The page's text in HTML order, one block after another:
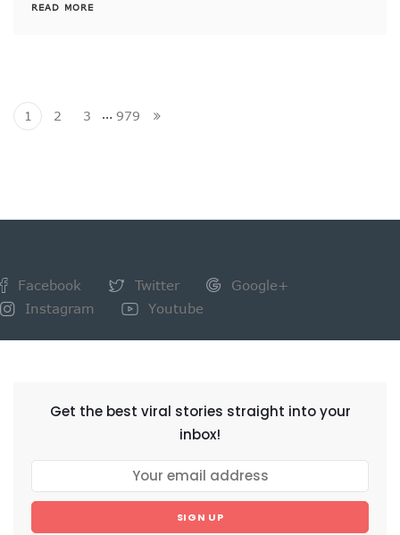
READ MORE
1 2 3 979
Facebook Twitter
Google+
Instagram
Youtube
Get the best viral stories straight into your
inbox!
SIGN UP